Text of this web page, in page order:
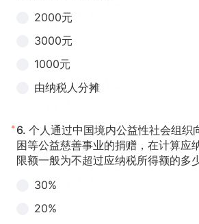
2000元
3000元
1000元
由纳税人分摊
* 6. 个人通过中国境内公益性社会组织
困等公益慈善事业的捐赠，在计算应
限额一般为不超过应纳税所得额的多
30%
20%